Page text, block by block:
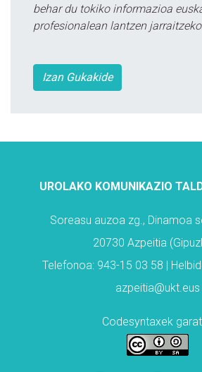
behar du tokiko informazioa
profesionalean lantzen
Izan Gukakide
UROLAKO KOMUNIKAZIO
Soreasu auzoa zg., Dinamoa
20730 Azpeitia
Telefonoa: 943-15 03 58 |
azpeitia@ukt.eus
Codesyntaxek